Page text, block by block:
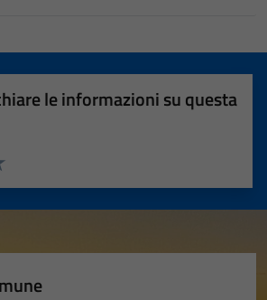
le informazioni su questa
5 stelle su 5
stelle su 5
su 5
su 5